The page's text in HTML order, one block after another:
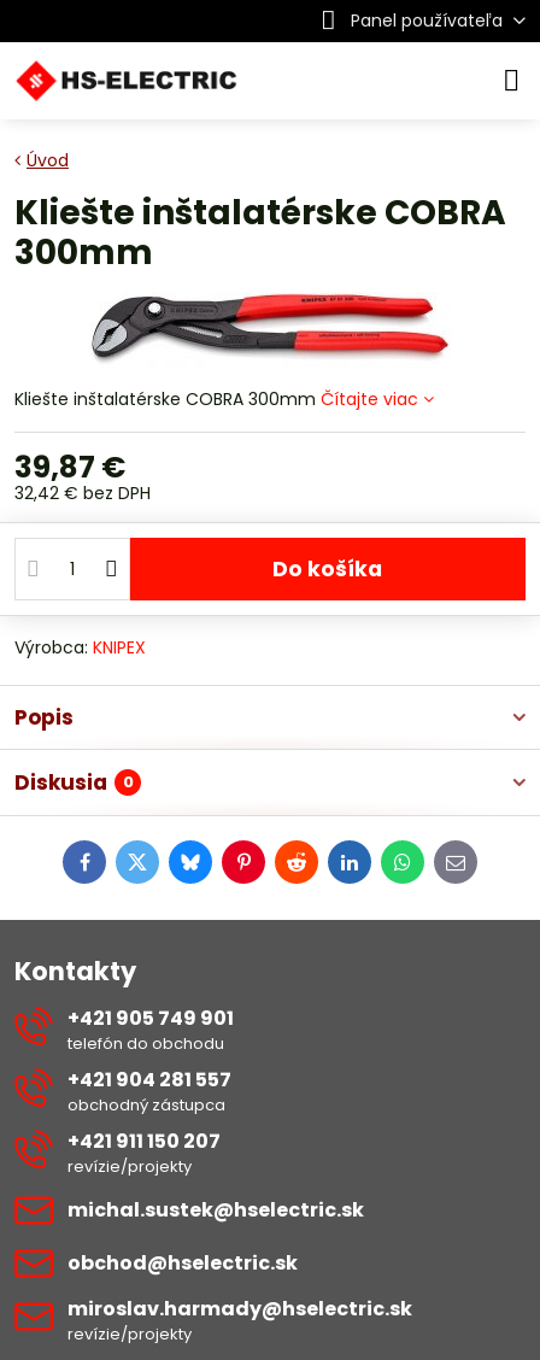
Panel používateľa
Úvod
Kliešte inštalatérske COBRA
300mm
Kliešte inštalatérske COBRA 300mm Čítajte viac
39,87 €
32,42 € bez DPH
Do košíka
Výrobca: KNIPEX
Popis
Diskusia 0
FacebookTwitterBlueskyPinterestRedditLinkedInWhatsApp
E-
mail
Kontakty
+421 905 749 901
telefón do obchodu
+421 904 281 557
obchodný zástupca
+421 911 150 207
revízie/projekty
michal​.sustek​@hselectric​.sk
obchod​@hselectric​.sk
miroslav​.harmady​@hselectric​.sk
revízie/projekty